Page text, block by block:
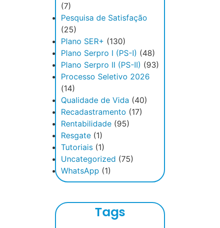
(7)
Pesquisa de Satisfação
(25)
Plano SER+ (130)
Plano Serpro I (PS-I) (48)
Plano Serpro II (PS-II) (93)
Processo Seletivo 2026
(14)
Qualidade de Vida (40)
Recadastramento (17)
Rentabilidade (95)
Resgate (1)
Tutoriais (1)
Uncategorized (75)
WhatsApp (1)
Tags